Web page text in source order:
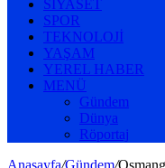
SIYASET
SPOR
TEKNOLOJI
YAŞAM
YEREL HABER
MENÜ
Gündem
Dünya
Röportaj